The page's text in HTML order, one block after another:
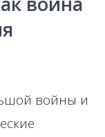
войны и